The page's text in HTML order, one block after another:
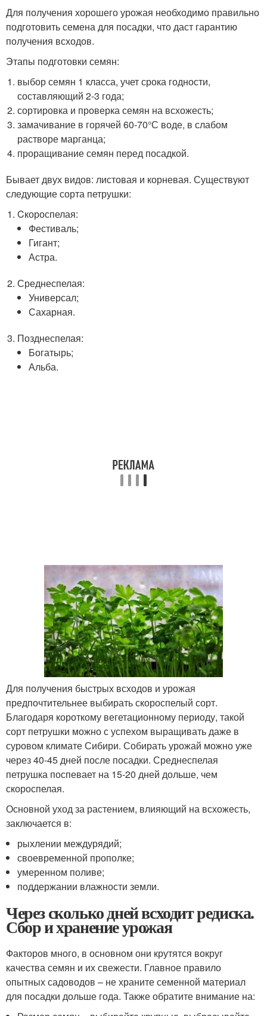
Для получения хорошего урожая необходимо правильно
подготовить семена для посадки, что даст гарантию
получения всходов.
Этапы подготовки семян:
выбор семян 1 класса, учет срока годности,
составляющий 2-3 года;
сортировка и проверка семян на всхожесть;
замачивание в горячей 60-70°С воде, в слабом
растворе марганца;
проращивание семян перед посадкой.
Бывает двух видов: листовая и корневая. Существуют
следующие сорта петрушки:
Cкороспелая:
Фестиваль;
Гигант;
Астра.
Среднеспелая:
Универсал;
Сахарная.
Позднеспелая:
Богатырь;
Альба.
Для получения быстрых всходов и урожая
предпочтительнее выбирать скороспелый сорт.
Благодаря короткому вегетационному периоду, такой
сорт петрушки можно с успехом выращивать даже в
суровом климате Сибири. Собирать урожай можно уже
через 40-45 дней после посадки. Среднеспелая
петрушка поспевает на 15-20 дней дольше, чем
скороспелая.
Основной уход за растением, влияющий на всхожесть,
заключается в:
рыхлении междурядий;
своевременной прополке;
умеренном поливе;
поддержании влажности земли.
Через сколько дней всходит редиска.
Сбор и хранение урожая
Факторов много, в основном они крутятся вокруг
качества семян и их свежести. Главное правило
опытных садоводов – не храните семенной материал
для посадки дольше года. Также обратите внимание на: